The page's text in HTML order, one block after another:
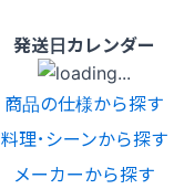
発送日カレンダー
商品の仕様から探す
料理･シーンから探す
メーカーから探す